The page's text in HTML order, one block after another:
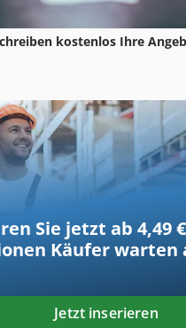
kostenlos Ihre
Sie jetzt ab 4,49 €
Käufer warten
Jetzt inserieren